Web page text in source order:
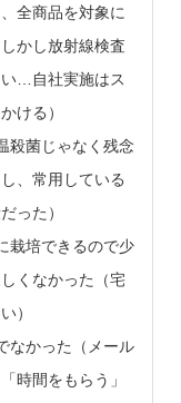
全商品を対象に
かし放射線検査
…自社実施はス
ける）
殺菌じゃなく残念
、常用している
った）
栽培できるので少
くなかった（宅
）
なかった（メール
時間をもらう」